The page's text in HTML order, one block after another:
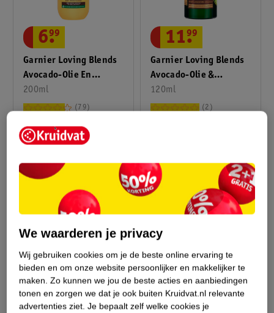
Garnier Loving Blends
Avocado-Olie En
Karitéboter Intens
Voedende Crème
200ml
6.
99
79
Garnier Loving Blends
Avocado-Olie &
Sheaboter Curl Revival
Elixir Intens Voedende
120ml
11.
99
2
Garnier Loving Blends
11.
99
Garnier Loving Blends
11.
99
We waarderen je privacy
Wij gebruiken cookies om je de beste online ervaring te
bieden en om onze website persoonlijker en makkelijker te
maken. Zo kunnen we jou de beste acties en aanbiedingen
tonen en zorgen we dat je ook buiten Kruidvat.nl relevante
advertenties ziet. Je bepaalt zelf welke cookies je